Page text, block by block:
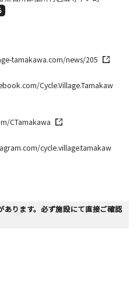
tamakawa.com/news/205
Cycle.Village.Tamakaw
CTamakawa
cycle.village.tamakaw
ります。必ず施設にて直接ご確認